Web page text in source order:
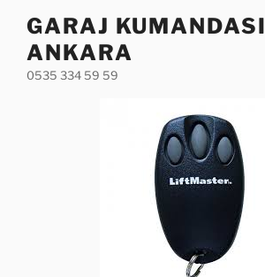
GARAJ KUMANDASI
ANKARA
0535 334 59 59